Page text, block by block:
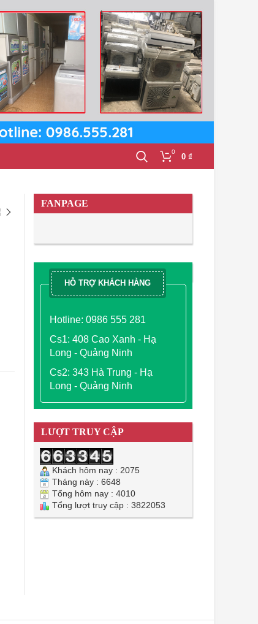
0 0 ₫
FANPAGE
HỖ TRỢ KHÁCH HÀNG
Hotline: 0986 555 281
Cs1: 408 Cao Xanh - Hạ
Long - Quảng Ninh
Cs2: 343 Hà Trung - Hạ
Long - Quảng Ninh
LƯỢT TRUY CẬP
Khách hôm nay : 2075
Tháng này : 6648
Tổng hôm nay : 4010
Tổng lượt truy cập : 3822053